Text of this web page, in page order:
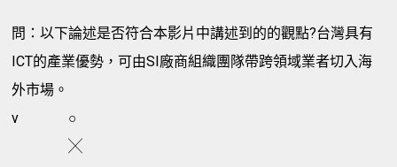
問：以下論述是否符合本影片中講述到的的觀點?台灣具有
ICT的產業優勢，可由SI廠商組織團隊帶跨領域業者切入海
外市場。
v
○
╳